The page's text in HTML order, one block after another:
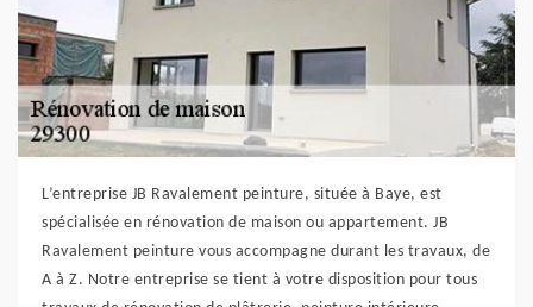
L’entreprise JB Ravalement peinture, située à Baye, est
spécialisée en rénovation de maison ou appartement. JB
Ravalement peinture vous accompagne durant les travaux, de
A à Z. Notre entreprise se tient à votre disposition pour tous